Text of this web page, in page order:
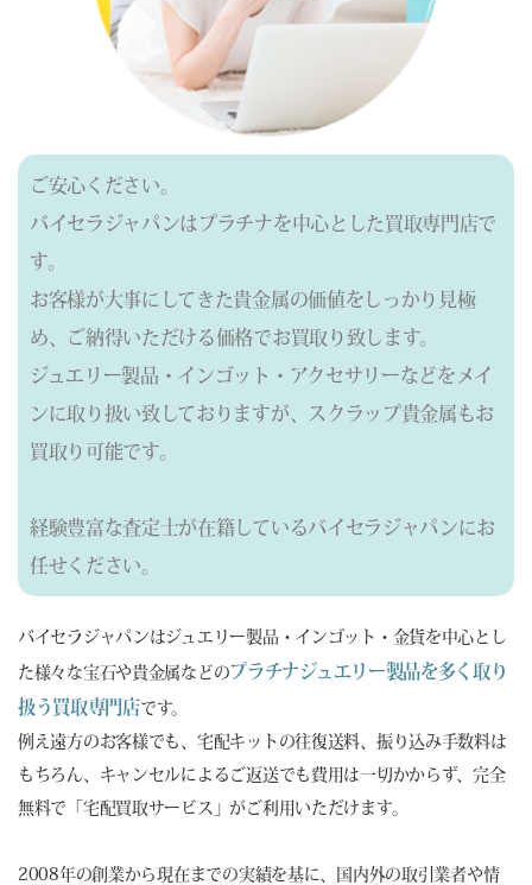
ご安心ください。
バイセラジャパンはプラチナを中心とした買取専門店で
す。
お客様が大事にしてきた貴金属の価値をしっかり見極
め、ご納得いただける価格でお買取り致します。
ジュエリー製品・インゴット・アクセサリーなどをメイ
ンに取り扱い致しておりますが、
スクラップ貴金属もお
買取り可能です。
経験豊富な査定士が在籍しているバイセラジャパンにお
任せください。
バイセラジャパンはジュエリー製品・インゴット・金貨を中心とし
た様々な宝石や貴金属などのプラチナジュエリー製品を多く取り
扱う買取専門店です。
例え遠方のお客様でも、宅配キットの往復送料、振り込み手数料は
もちろん、キャンセルによるご返送でも費用は一切かからず、完全
無料で「宅配買取サービス」がご利用いただけます。
2008年の創業から現在までの実績を基に、国内外の取引業者や情